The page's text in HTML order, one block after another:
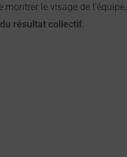
le visage de l’équipe.
résultat collectif.